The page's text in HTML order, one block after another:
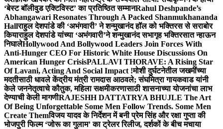
‘बेस्ट बॉलीवुड एक्टिविस्ट’ का प्रतिष्ठित सम्मानRahul Deshpande’s
Abhangawari Resonates Through A Packed Shanmukhananda
Hallराहुल देशपांडे की ‘अभंगवारी’ ने शन्मुखानंद हॉल को भक्तिरस से सराबोर
कियाराहुल देशपांडे यांच्या ‘अभंगवारी’ने शन्मुखानंद सभागृह भक्तिरसात न्हाऊन
निघालेHollywood And Bollywood Leaders Join Forces With
Anti-Hunger CEO For Historic White House Discussions On
American Hunger CrisisPALLAVI THORAVE: A Rising Star
Of Lavani, Acting And Social Impact !मोशी दुर्घटनेतील जखमींच्या
मदतीसाठी धावले केंद्रीय मंत्री रामदास आठवले; संघमित्रा गायकवाड यांनी
केले जननेतृत्वाचे कौतुक, महिला सक्षमीकरणासाठी शासनाच्या योजनांचा लाभ
देण्याची केली मागणीRAJESHH DATTATRYA BHUJLE The Art
Of Being Unforgettable Some Men Follow Trends. Some Men
Create Themविजय यादव के निर्देशन में बनी प्रेम सिंह और रक्षा गुप्ता की
भोजपुरी फिल्म ‘जोरू का गुलाम’ का ट्रेलर रिलीज, दर्शकों के बीच मचाया